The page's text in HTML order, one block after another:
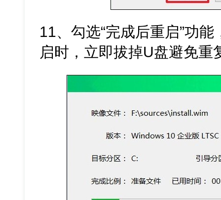
11、勾选“完成后重启”功
启时，立即拔掉U盘避免重